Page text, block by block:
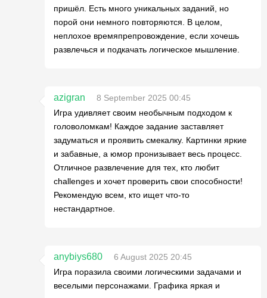
пришёл. Есть много уникальных заданий, но
порой они немного повторяются. В целом,
неплохое времяпрепровождение, если хочешь
развлечься и подкачать логическое мышление.
azigran
8 September 2025 00:45
Игра удивляет своим необычным подходом к
головоломкам! Каждое задание заставляет
задуматься и проявить смекалку. Картинки яркие
и забавные, а юмор пронизывает весь процесс.
Отличное развлечение для тех, кто любит
challenges и хочет проверить свои способности!
Рекомендую всем, кто ищет что-то
нестандартное.
anybiys680
6 August 2025 20:45
Игра поразила своими логическими задачами и
веселыми персонажами. Графика яркая и